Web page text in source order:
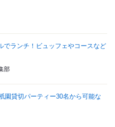
でランチ！ビュッフェやコースなど
部
園貸切パーティー30名から可能な